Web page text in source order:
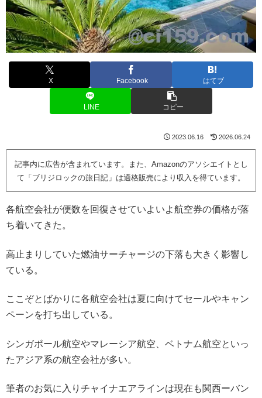
X Facebook はてブ
LINE コピー
2023.06.16 2026.06.24
記事内に広告が含まれています。また、Amazonのアソシエイトとし
て「ブリジロックの旅日記」は適格販売により収入を得ています。
各航空会社が便数を回復させていよいよ航空券の価格が落
ち着いてきた。
高止まりしていた燃油サーチャージの下落も大きく影響し
ている。
ここぞとばかりに各航空会社は夏に向けてセールやキャン
ペーンを打ち出している。
シンガポール航空やマレーシア航空、ベトナム航空といっ
たアジア系の航空会社が多い。
筆者のお気に入りチャイナエアラインは現在も関西ーバン